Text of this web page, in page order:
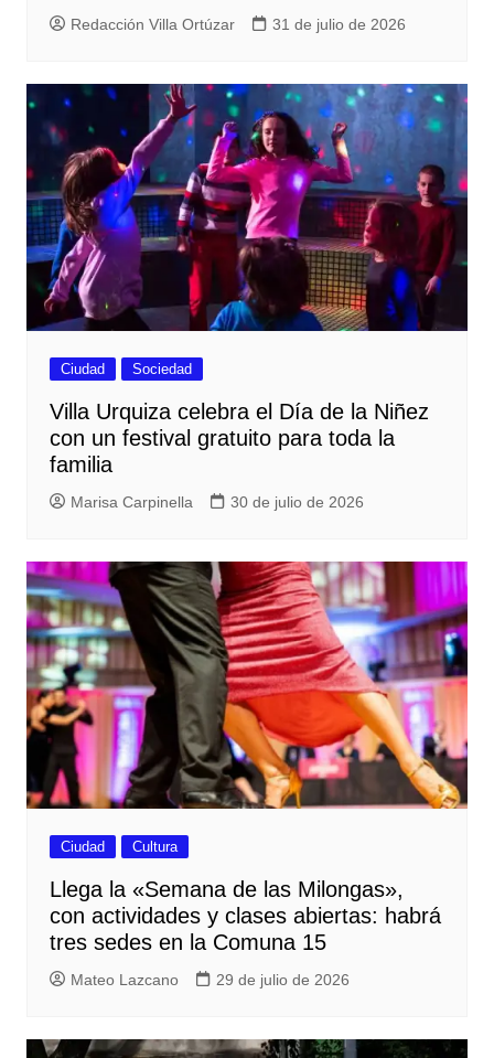
Redacción Villa Ortúzar 31 de julio de 2026
Ciudad Sociedad
Villa Urquiza celebra el Día de la Niñez
con un festival gratuito para toda la
familia
Marisa Carpinella 30 de julio de 2026
Ciudad Cultura
Llega la «Semana de las Milongas»,
con actividades y clases abiertas: habrá
tres sedes en la Comuna 15
Mateo Lazcano 29 de julio de 2026